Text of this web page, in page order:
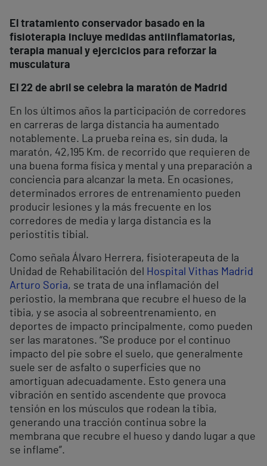
El tratamiento conservador basado en la
fisioterapia incluye medidas antiinflamatorias,
terapia manual y ejercicios para reforzar la
musculatura
El 22 de abril se celebra la maratón de Madrid
En los últimos años la participación de corredores
en carreras de larga distancia ha aumentado
notablemente. La prueba reina es, sin duda, la
maratón, 42,195 Km. de recorrido que requieren de
una buena forma física y mental y una preparación a
conciencia para alcanzar la meta. En ocasiones,
determinados errores de entrenamiento pueden
producir lesiones y la más frecuente en los
corredores de media y larga distancia es la
periostitis tibial.
Como señala Álvaro Herrera, fisioterapeuta de la
Unidad de Rehabilitación del
Hospital Vithas Madrid
Arturo Soria, se trata de una inflamación del
periostio, la membrana que recubre el hueso de la
tibia, y se asocia al sobreentrenamiento, en
deportes de impacto principalmente, como pueden
ser las maratones. “Se produce por el continuo
impacto del pie sobre el suelo, que generalmente
suele ser de asfalto o superficies que no
amortiguan adecuadamente. Esto genera una
vibración en sentido ascendente que provoca
tensión en los músculos que rodean la tibia,
generando una tracción continua sobre la
membrana que recubre el hueso y dando lugar a que
se inflame”.